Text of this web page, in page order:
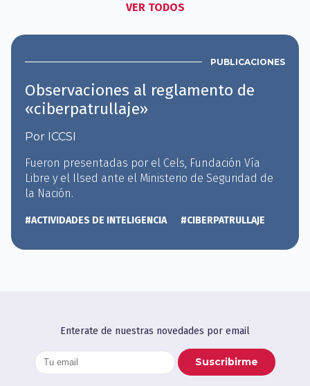
VER TODOS
PUBLICACIONES
Observaciones al reglamento de
«ciberpatrullaje»
Por ICCSI
Fueron presentadas por el Cels, Fundación Vía
Libre y el Ilsed ante el Ministerio de Seguridad de
la Nación.
#ACTIVIDADES DE INTELIGENCIA #CIBERPATRULLAJE
Enterate de nuestras novedades por email